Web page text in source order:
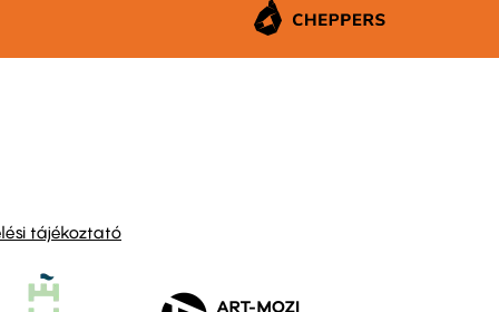
tájékoztató